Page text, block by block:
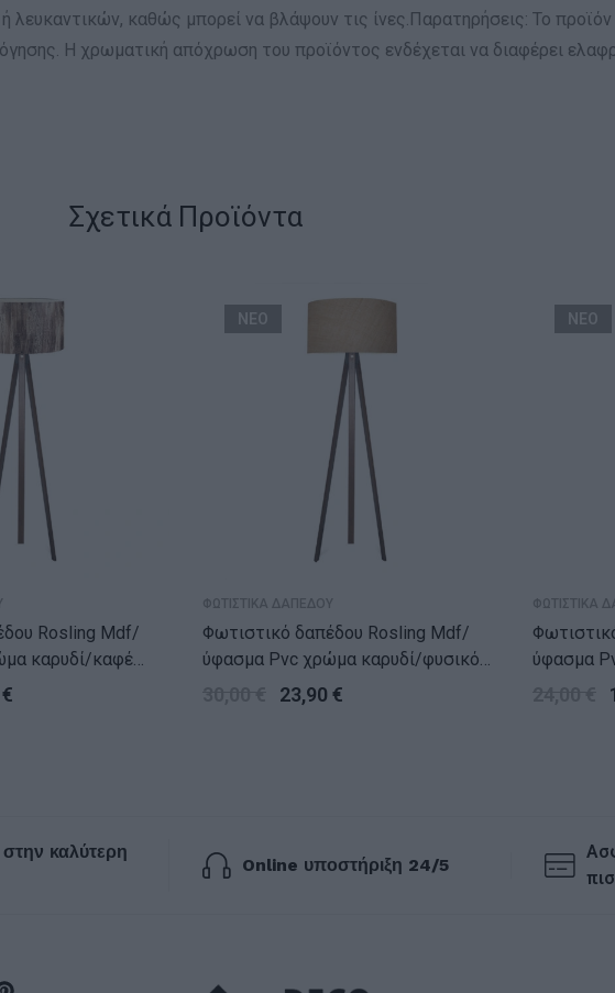
καθώς μπορεί να βλάψουν τις ίνες.Παρατηρήσεις: Το προϊόν
Η χρωματική απόχρωση του προϊόντος ενδέχεται να διαφέρει
Σχετικά Προϊόντα
Rosling Mdf/
καρυδί/καφέ
€
ΝΕΟ
ΦΩΤΙΣΤΙΚΑ ΔΑΠΕΔΟΥ
Φωτιστικό δαπέδου Rosling Mdf/
ύφασμα Pvc χρώμα καρυδί/φυσικό
38x38x140εκ.
23,90 €
ΝΕΟ
ΦΩΤΙΣΤΙΚΑ
Φωτιστικό
ύφασμα
καλύτερη
Online υποστήριξη 24/5